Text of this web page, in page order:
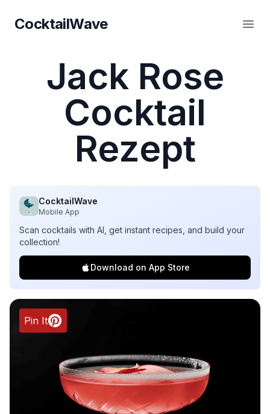
CocktailWave
CocktailWave
Jack Rose
Cocktail
Rezept
CocktailWave
Mobile App
Scan cocktails with AI, get instant recipes, and build your
collection!
Download on App Store
Pin It